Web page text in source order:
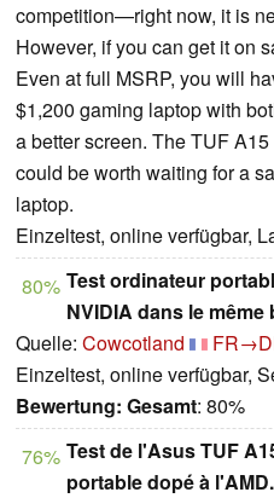
competition—right now, it is
However, if you can get it on
Even at full MSRP, you will
$1,200 gaming laptop with
a better screen. The TUF
could be worth waiting for a
laptop.
Einzeltest, online verfügbar,
80% Test ordinateur
NVIDIA dans le même
Quelle: Cowcotland
Einzeltest, online verfügbar,
Bewertung: Gesamt: 80%
76% Test de l'Asus TUF
portable dopé à